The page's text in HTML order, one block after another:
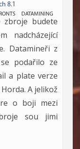
8.1
DATAMINING
zbroje budete
nadcházející
Datamineři z
podařilo ze
a plate verze
A jelikož
o boji mezi
sou jimi